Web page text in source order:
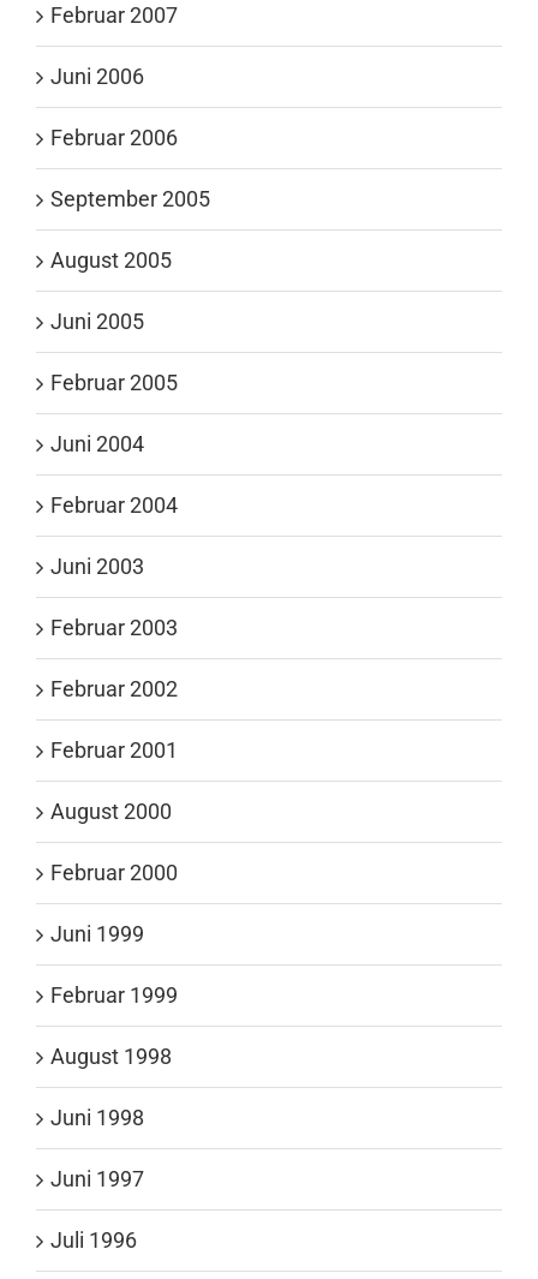
Februar 2007
Juni 2006
Februar 2006
September 2005
August 2005
Juni 2005
Februar 2005
Juni 2004
Februar 2004
Juni 2003
Februar 2003
Februar 2002
Februar 2001
August 2000
Februar 2000
Juni 1999
Februar 1999
August 1998
Juni 1998
Juni 1997
Juli 1996